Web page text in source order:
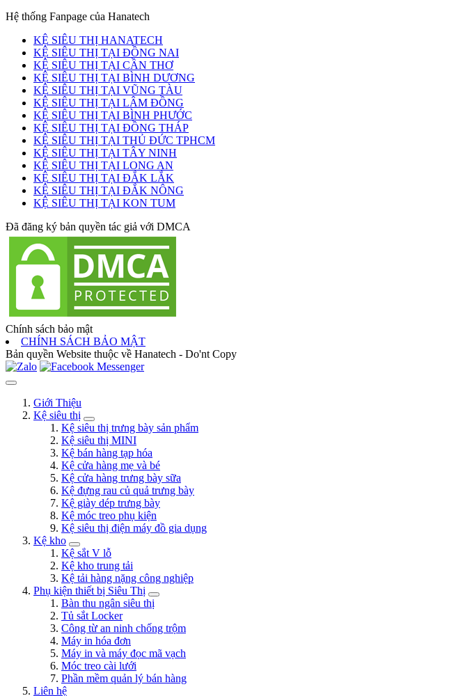
Hệ thống Fanpage của Hanatech
KỆ SIÊU THỊ HANATECH
KỆ SIÊU THỊ TẠI ĐỒNG NAI
KỆ SIÊU THỊ TẠI CẦN THƠ
KỆ SIÊU THỊ TẠI BÌNH DƯƠNG
KỆ SIÊU THỊ TẠI VŨNG TÀU
KỆ SIÊU THỊ TẠI LÂM ĐỒNG
KỆ SIÊU THỊ TẠI BÌNH PHƯỚC
KỆ SIÊU THỊ TẠI ĐỒNG THÁP
KỆ SIÊU THỊ TẠI THỦ ĐỨC TPHCM
KỆ SIÊU THỊ TẠI TÂY NINH
KỆ SIÊU THỊ TẠI LONG AN
KỆ SIÊU THỊ TẠI ĐẮK LẮK
KỆ SIÊU THỊ TẠI ĐẮK NÔNG
KỆ SIÊU THỊ TẠI KON TUM
Đã đăng ký bản quyền tác giả với DMCA
Chính sách bảo mật
CHÍNH SÁCH BẢO MẬT
Bản quyền Website thuộc về Hanatech - Do'nt Copy
Giới Thiệu
Kệ siêu thị
Kệ siêu thị trưng bày sản phẩm
Kệ siêu thị MINI
Kệ bán hàng tạp hóa
Kệ cửa hàng mẹ và bé
Kệ cửa hàng trưng bày sữa
Kệ đựng rau củ quả trưng bày
Kệ giày dép trưng bày
Kệ móc treo phụ kiện
Kệ siêu thị điện máy đồ gia dụng
Kệ kho
Kệ sắt V lỗ
Kệ kho trung tải
Kệ tải hàng nặng công nghiệp
Phụ kiện thiết bị Siêu Thị
Bàn thu ngân siêu thị
Tủ sắt Locker
Công từ an ninh chống trộm
Máy in hóa đơn
Máy in và máy đọc mã vạch
Móc treo cài lưới
Phần mềm quản lý bán hàng
Liên hệ